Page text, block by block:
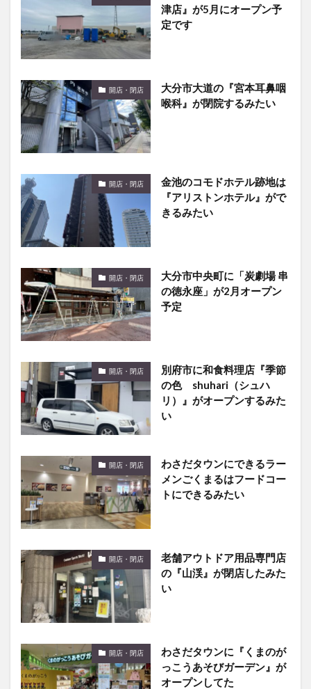
津店』が5月にオープン予
定です
開店・閉店
大分市大道の『宮本耳鼻咽
喉科』が閉院するみたい
開店・閉店
金池のコモドホテル跡地は
『アリストンホテル』がで
きるみたい
開店・閉店
大分市中央町に「炭劇場 串
の徳永座」が2月オープン
予定
開店・閉店
別府市に和食料理店『季節
の色 shuhari（シュハ
リ）』がオープンするみた
い
開店・閉店
わさだタウンにできるラー
メンごくまるはフードコー
トにできるみたい
開店・閉店
老舗アウトドア用品専門店
の『山渓』が閉店したみた
い
開店・閉店
わさだタウンに『くまのが
っこうあそびガーデン』が
オープンしてた